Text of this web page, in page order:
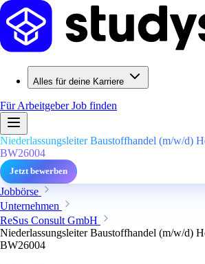
Alles für deine Karriere
Für ArbeitgeberJob finden
Niederlassungsleiter Baustoffhandel (m/w/d)
BW26004
Jetzt bewerben
Jobbörse
Unternehmen
ReSus Consult GmbH
Niederlassungsleiter Baustoffhandel (m/w/d)
BW26004